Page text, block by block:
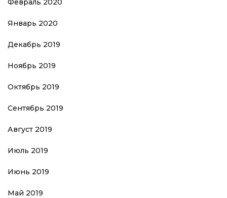
Февраль 2020
Январь 2020
Декабрь 2019
Ноябрь 2019
Октябрь 2019
Сентябрь 2019
Август 2019
Июль 2019
Июнь 2019
Май 2019